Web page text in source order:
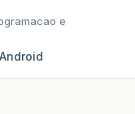
e
Android